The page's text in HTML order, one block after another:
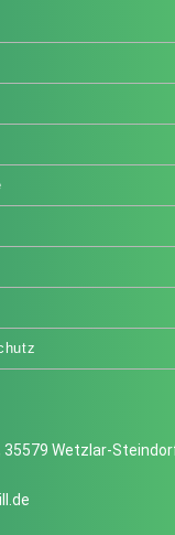
35579 Wetzlar-